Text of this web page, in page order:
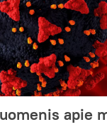
apie